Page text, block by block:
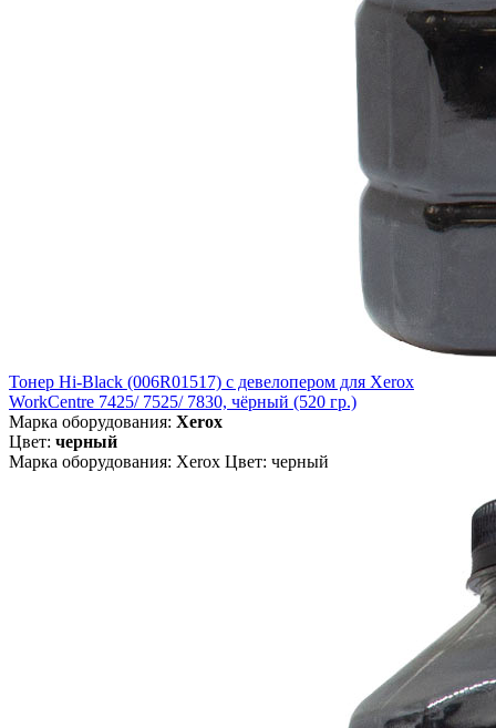
Тонер Hi-Black (006R01517) c девелопером для Xerox
WorkCentre 7425/ 7525/ 7830, чёрный (520 гр.)
Марка оборудования: Xerox
Цвет: черный
Марка оборудования: Xerox Цвет: черный